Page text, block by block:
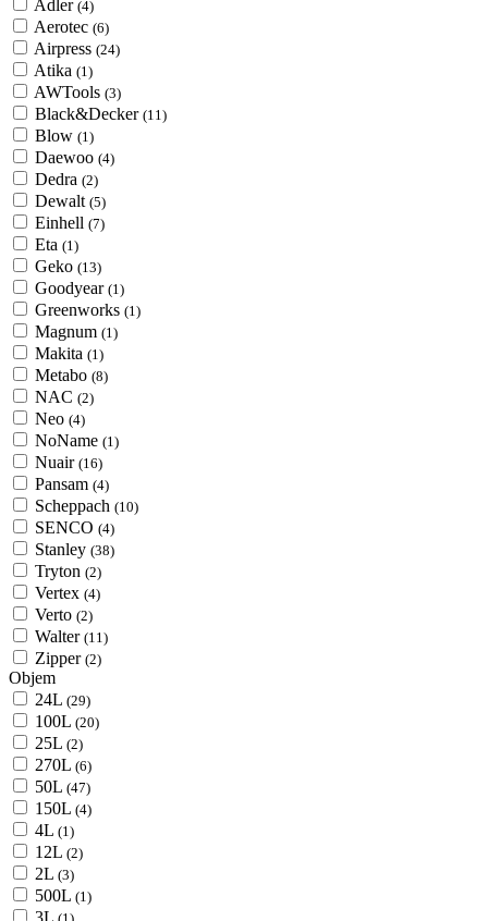
Adler (4)
Aerotec (6)
Airpress (24)
Atika (1)
AWTools (3)
Black&Decker (11)
Blow (1)
Daewoo (4)
Dedra (2)
Dewalt (5)
Einhell (7)
Eta (1)
Geko (13)
Goodyear (1)
Greenworks (1)
Magnum (1)
Makita (1)
Metabo (8)
NAC (2)
Neo (4)
NoName (1)
Nuair (16)
Pansam (4)
Scheppach (10)
SENCO (4)
Stanley (38)
Tryton (2)
Vertex (4)
Verto (2)
Walter (11)
Zipper (2)
Objem
24L (29)
100L (20)
25L (2)
270L (6)
50L (47)
150L (4)
4L (1)
12L (2)
2L (3)
500L (1)
3L